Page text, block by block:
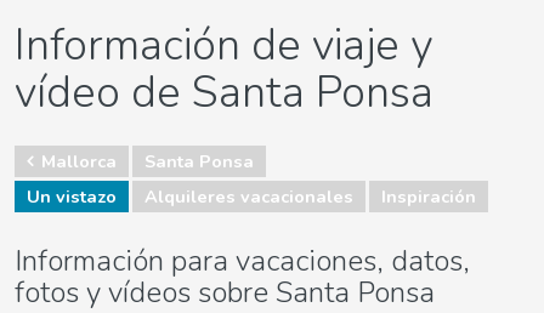
Información de viaje y
vídeo de Santa Ponsa
Mallorca
Santa Ponsa
Un vistazo
Alquileres vacacionales Inspiración
Información para vacaciones, datos,
fotos y vídeos sobre Santa Ponsa